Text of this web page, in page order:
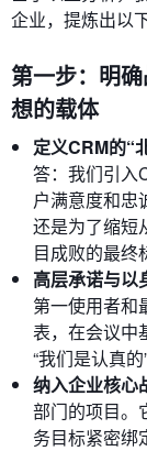
企业，提炼出以
第一步：明
想的载体
定义CRM的“
答：我们引入
户满意度和忠
还是为了缩短
目成败的最终
高层承诺与以
第一使用者和
表，在会议中
“我们是认真的
纳入企业核心
部门的项目。
务目标紧密绑